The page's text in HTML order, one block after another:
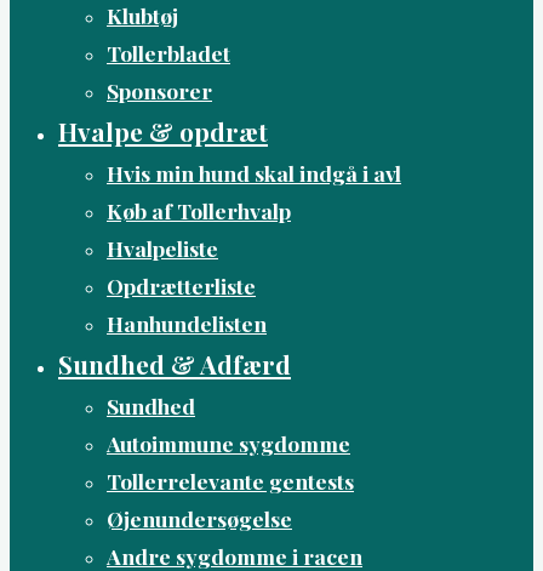
Klubtøj
Tollerbladet
Sponsorer
Hvalpe & opdræt
Hvis min hund skal indgå i avl
Køb af Tollerhvalp
Hvalpeliste
Opdrætterliste
Hanhundelisten
Sundhed & Adfærd
Sundhed
Autoimmune sygdomme
Tollerrelevante gentests
Øjenundersøgelse
Andre sygdomme i racen